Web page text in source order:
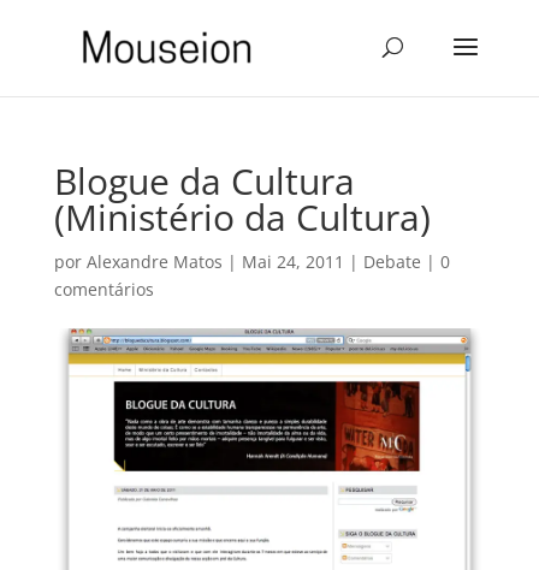
Blogue da Cultura
(Ministério da Cultura)
por Alexandre Matos | Mai 24, 2011 | Debate | 0
comentários